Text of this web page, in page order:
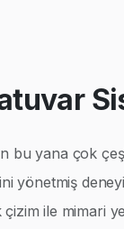
bu yana çok
yönetmiş
çizim ile mimari